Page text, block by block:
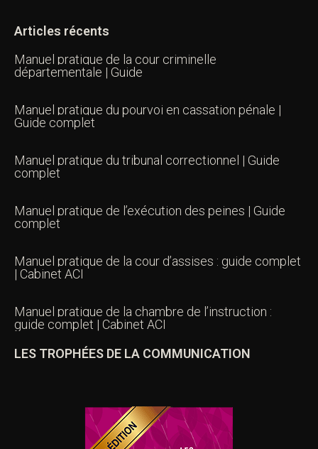
Articles récents
Manuel pratique de la cour criminelle
départementale | Guide
Manuel pratique du pourvoi en cassation pénale |
Guide complet
Manuel pratique du tribunal correctionnel | Guide
complet
Manuel pratique de l’exécution des peines | Guide
complet
Manuel pratique de la cour d’assises : guide complet
| Cabinet ACI
Manuel pratique de la chambre de l’instruction :
guide complet | Cabinet ACI
LES TROPHÉES DE LA COMMUNICATION